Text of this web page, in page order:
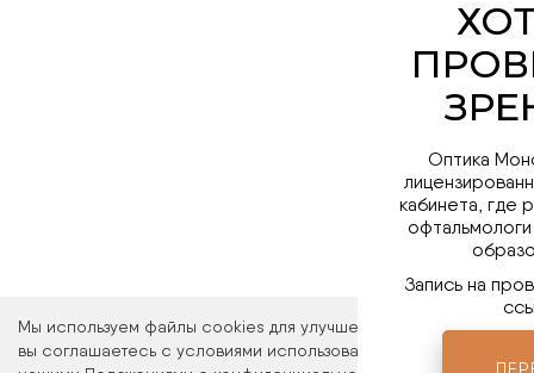
Мы используем файлы cookies для улучшения работы сайта.
вы соглашаетесь с условиями использования файлов cookies.
Оптика
кабинета, где
Запись на